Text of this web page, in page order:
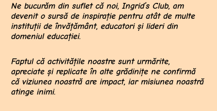
Ne bucurăm din suflet că noi, Ingrid’s Club, am
devenit o sursă de inspirație pentru atât de multe
instituții de învățământ, educatori și lideri din
domeniul educației.
Faptul că activitățile noastre sunt urmărite,
apreciate și replicate în alte grădinițe ne confirmă
că viziunea noastră are impact, iar misiunea noastră
atinge inimi.